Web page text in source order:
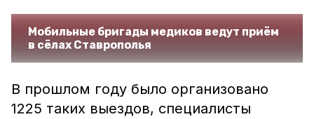
Мобильные бригады медиков ведут приём
в сёлах Ставрополья
В прошлом году было организовано
1225 таких выездов, специалисты